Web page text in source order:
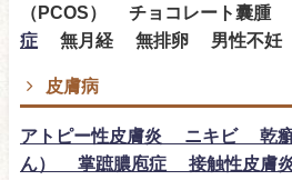
（PCOS） チョコレート囊
症 無月経 無排卵 男性不妊
皮膚病
アトピー性皮膚炎 ニキビ 乾
ん） 掌蹠膿庖症 接触性皮膚